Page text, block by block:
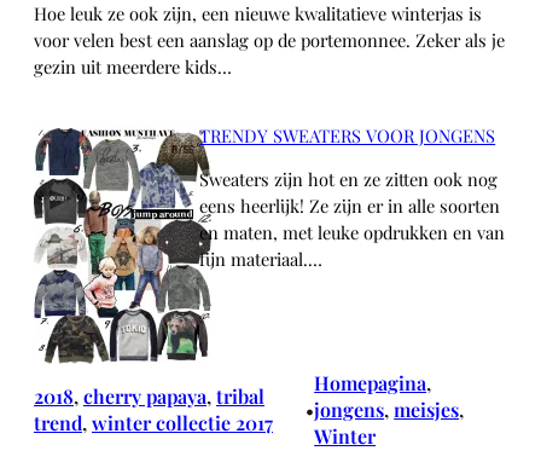
Hoe leuk ze ook zijn, een nieuwe kwalitatieve winterjas is
voor velen best een aanslag op de portemonnee. Zeker als je
gezin uit meerdere kids…
TRENDY SWEATERS VOOR JONGENS
Sweaters zijn hot en ze zitten ook nog
eens heerlijk! Ze zijn er in alle soorten
en maten, met leuke opdrukken en van
fijn materiaal.…
2018, cherry papaya, tribal
trend, winter collectie 2017 •
Homepagina
jongens, meisjes
Winter